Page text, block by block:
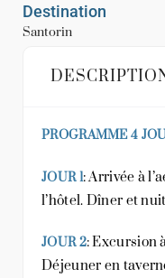
Destination
Santorin
PROGRAMME 4
JOUR 1: Arrivée à
l’hôtel. Dîner et
JOUR 2: Excursion
Déjeuner en